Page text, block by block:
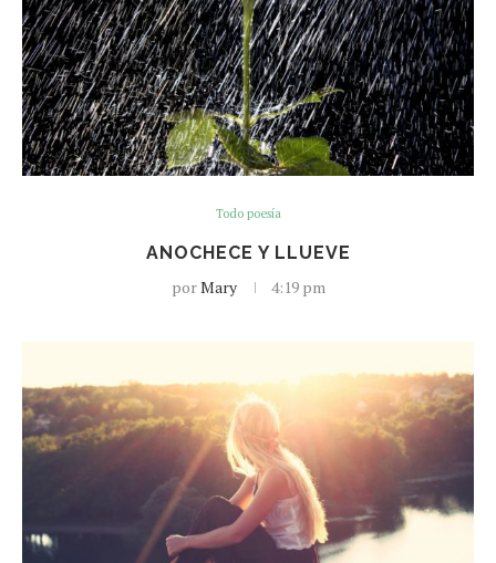
Todo poesía
ANOCHECE Y LLUEVE
porMary 4:19 pm